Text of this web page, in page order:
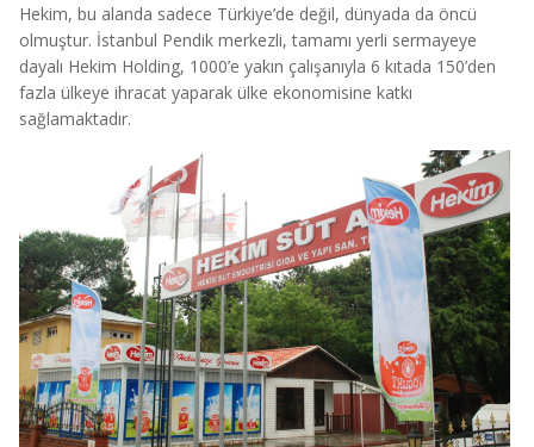
Hekim, bu alanda sadece Türkiye’de değil, dünyada da öncü
olmuştur. İstanbul Pendik merkezli, tamamı yerli sermayeye
dayalı Hekim Holding, 1000’e yakın çalışanıyla 6 kıtada 150’den
fazla ülkeye ihracat yaparak ülke ekonomisine katkı
sağlamaktadır.